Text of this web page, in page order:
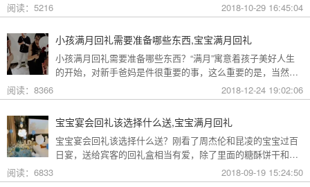
阅读：5216 2018-10-29 16:45:04
小孩满月回礼需要准备哪些东西,宝宝满月回礼
小孩满月回礼需要准备哪些东西？“满月”寓意着孩子美好人生
的开始，对新手爸妈是件很重要的事，这么重要的是，当然要
做得体面一点，除了宴请宾客要有礼有节，话说，加份回礼更
是能让客人感受到为人父母的诚意呢。
阅读：8366 2018-12-24 19:02:06
宝宝宴会回礼该选择什么送,宝宝满月回礼
宝宝宴会回礼该选择什么送？刚看了周杰伦和昆凌的宝宝过百
日宴，送给宾客的回礼盒相当有爱，除了里面的糖酥饼干和一
瓶酒，盒子的设置也很有心，宝宝的小脚丫让人心中暖暖的。
今天，小编就来探讨一下，我们在过宝宝的百日宴时，应该为
阅读：6833 2018-09-19 15:24:50